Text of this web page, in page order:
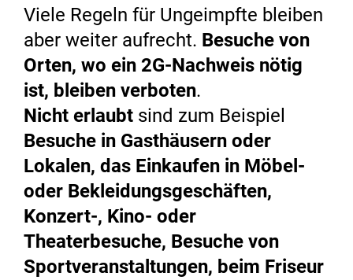
Viele Regeln für Ungeimpfte bleiben
aber weiter aufrecht. Besuche von
Orten, wo ein 2G-Nachweis nötig
ist, bleiben verboten.
Nicht erlaubt sind zum Beispiel
Besuche in Gasthäusern oder
Lokalen, das Einkaufen in Möbel-
oder Bekleidungsgeschäften,
Konzert-, Kino- oder
Theaterbesuche, Besuche von
Sportveranstaltungen, beim Friseur